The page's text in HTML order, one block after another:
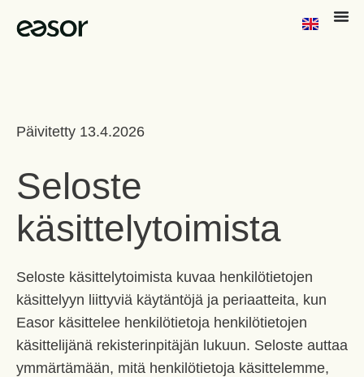
Päivitetty 13.4.2026
Seloste
käsittelytoimista
Seloste käsittelytoimista kuvaa henkilötietojen
käsittelyyn liittyviä käytäntöjä ja periaatteita, kun
Easor käsittelee henkilötietoja henkilötietojen
käsittelijänä rekisterinpitäjän lukuun. Seloste auttaa
ymmärtämään, mitä henkilötietoja käsittelemme,